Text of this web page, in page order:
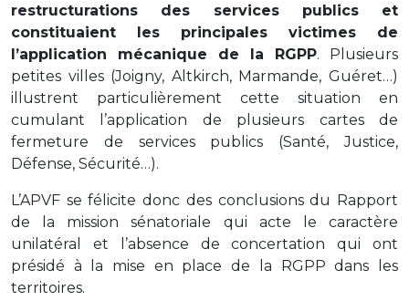
restructurations des services publics et
constituaient les principales victimes de
l’application mécanique de la RGPP. Plusieurs
petites villes (Joigny, Altkirch, Marmande, Guéret…)
illustrent particulièrement cette situation en
cumulant l’application de plusieurs cartes de
fermeture de services publics (Santé, Justice,
Défense, Sécurité…).
L’APVF se félicite donc des conclusions du Rapport
de la mission sénatoriale qui acte le caractère
unilatéral et l’absence de concertation qui ont
présidé à la mise en place de la RGPP dans les
territoires.